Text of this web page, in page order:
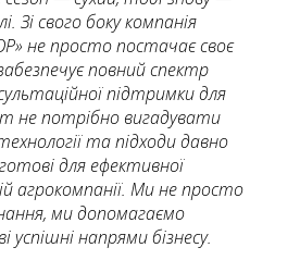
Зі свого боку компанія
не просто постачає своє
повний спектр
підтримки для
не потрібно вигадувати
та підходи давно
для ефективної
агрокомпанії. Ми не просто
ми допомагаємо
напрями бізнесу.